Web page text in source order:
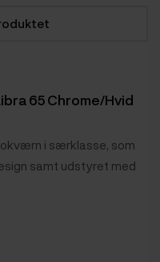
65 Chrome/Hvid
i særklasse, som
samt udstyret med